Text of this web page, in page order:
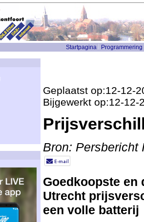
Startpagina Programmering
Geplaatst op:12-12-
Bijgewerkt op:12-12-
Bron: Persbericht
Goedkoopste en
Utrecht
een volle batterij